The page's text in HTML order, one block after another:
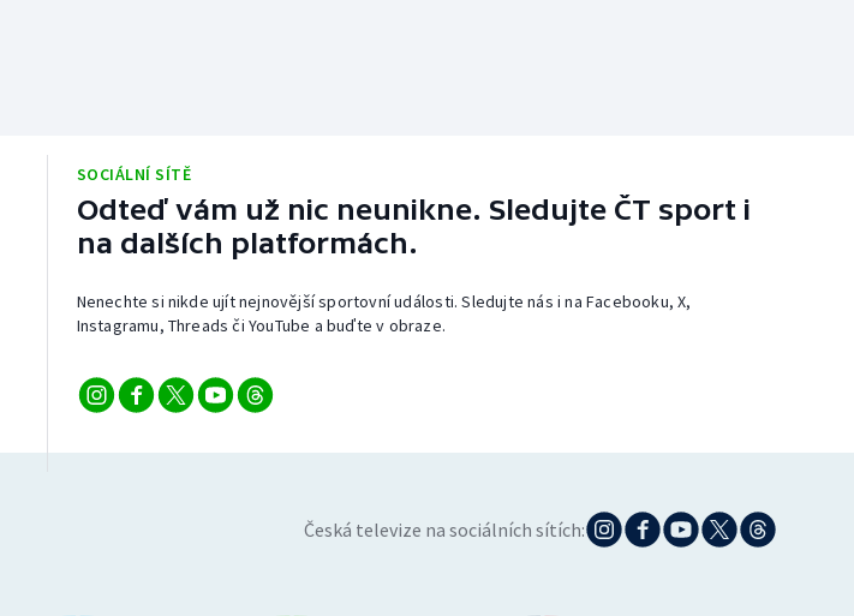
SOCIÁLNÍ SÍTĚ
Odteď vám už nic neunikne. Sledujte ČT sport i
na dalších platformách.
Nenechte si nikde ujít nejnovější sportovní události. Sledujte nás i na Facebooku, X,
Instagramu, Threads či YouTube a buďte v obraze.
Česká televize na sociálních sítích: